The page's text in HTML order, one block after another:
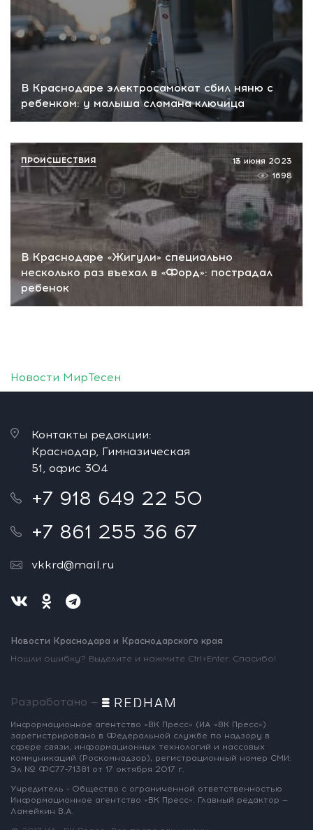
В Краснодаре электросамокат сбил няню с
ребенком: у малыша сломана ключица
В Краснодаре «Жигули» специально
несколько раз въехал в «Форд»: пострадал
ребенок
13 июня 2023
1698
ПРОИСШЕСТВИЯ
Новости МирТесен
Контакты редакции:
Краснодар, Гимназическая
51, офис 304
+7 918 649 22 50
+7 861 255 36 67
vkkrd@mail.ru
Новости Краснодара и Краснодарского края
Нашли ошибку? Выделите и нажмите Ctrl+Enter. Спасибо!
Разработано —
Информационное агентство «ВК Пресс» (ИА «ВК Пресс»)
зарегистрировано в Федеральной службе по надзору в
сфере связи, информационных технологий и массовых
коммуникаций (Роскомнадзор), регистрационный номер СМИ:
Эл № ФС77-71381 от 17 октября 2017 г.
Учредитель - Общество с ограниченной ответственностью
Информационное агентство «ВК Пресс». Главный редактор —
Ламейкин В.А.